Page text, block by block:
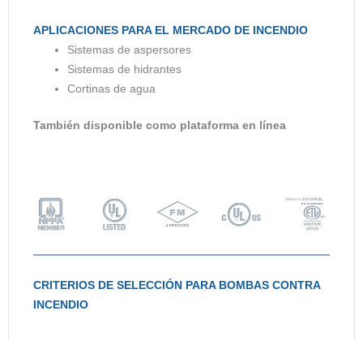
APLICACIONES PARA EL MERCADO DE INCENDIO
Sistemas de aspersores
Sistemas de hidrantes
Cortinas de agua
También disponible como plataforma en línea
CRITERIOS DE SELECCIÓN PARA BOMBAS CONTRA
INCENDIO